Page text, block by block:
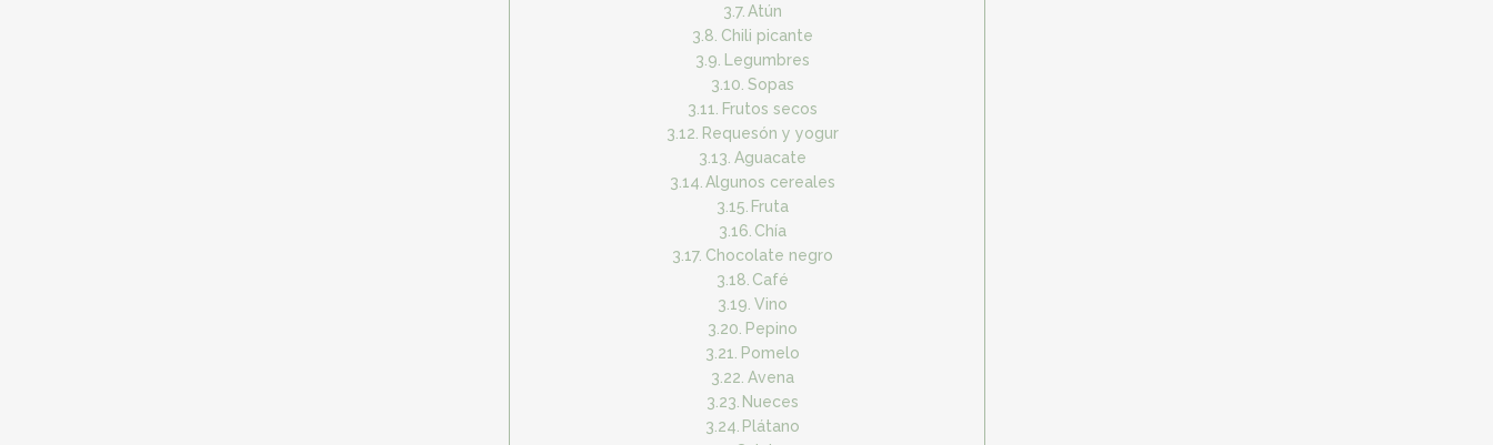
Atún
Chili picante
Legumbres
Sopas
Frutos secos
Requesón y yogur
Aguacate
Algunos cereales
Fruta
Chía
Chocolate negro
Café
Vino
Pepino
Pomelo
Avena
Nueces
Plátano